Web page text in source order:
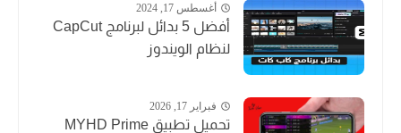
أغسطس 17, 2024
أفضل 5 بدائل لبرنامج CapCut
لنظام الويندوز
فبراير 17, 2026
تحميل تطبيق MYHD Prime